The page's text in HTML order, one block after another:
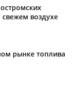
воздухе
рынке топлива